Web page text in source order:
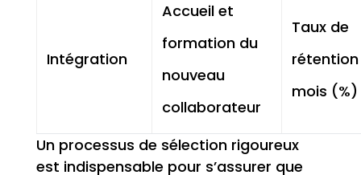
Intégration
Accueil et
formation du
nouveau
collaborateur
Taux de
rétention
mois (%)
Un processus de sélection rigoureux
est indispensable pour s’assurer que